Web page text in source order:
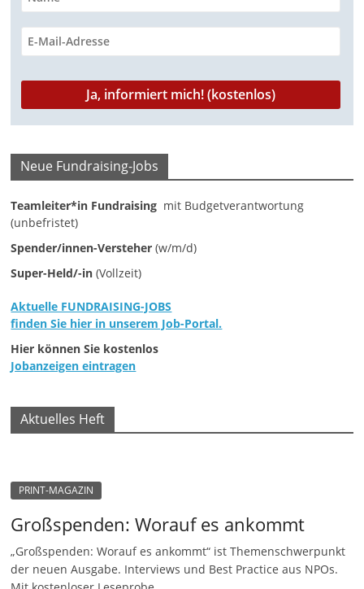
i
a
l
-
M
a
k
t
g
|
S
p
e
e
r
e
Neue Fundraising-Jobs
Teamleiter*in Fundraising mit Budgetverantwortung
(unbefristet)
Spender/innen-Versteher (w/m/d)
Super-Held/-in (Vollzeit)
Aktuelle FUNDRAISING-JOBS
finden Sie hier in unserem Job-Portal.
Hier können Sie kostenlos
Jobanzeigen eintragen
Aktuelles Heft
PRINT-MAGAZIN
Großspenden: Worauf es ankommt
„Großspenden: Worauf es ankommt“ ist Themenschwerpunkt
der neuen Ausgabe. Interviews und Best Practice aus NPOs.